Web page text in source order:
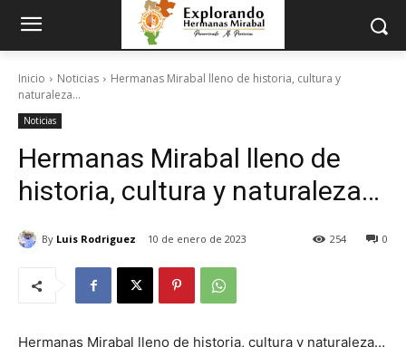
Inicio Noticias
Hermanas Mirabal lleno de historia, cultura y
naturaleza…
Noticias
Hermanas Mirabal lleno de
historia, cultura y naturaleza…
By Luis Rodriguez 10 de enero de 2023 0
254
Hermanas Mirabal lleno de historia, cultura y naturaleza…